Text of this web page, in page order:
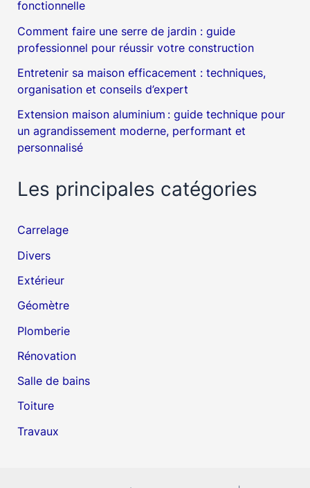
fonctionnelle
Comment faire une serre de jardin : guide
professionnel pour réussir votre construction
Entretenir sa maison efficacement : techniques,
organisation et conseils d’expert
Extension maison aluminium : guide technique pour
un agrandissement moderne, performant et
personnalisé
Les principales catégories
Carrelage
Divers
Extérieur
Géomètre
Plomberie
Rénovation
Salle de bains
Toiture
Travaux